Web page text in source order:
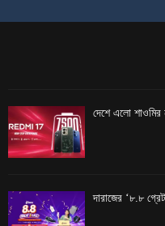
দেশে এলো
দারাজের ‘৮.৮